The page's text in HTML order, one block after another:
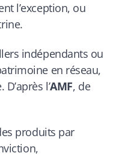
l’exception, ou
indépendants ou
en réseau,
l’AMF, de
produits par